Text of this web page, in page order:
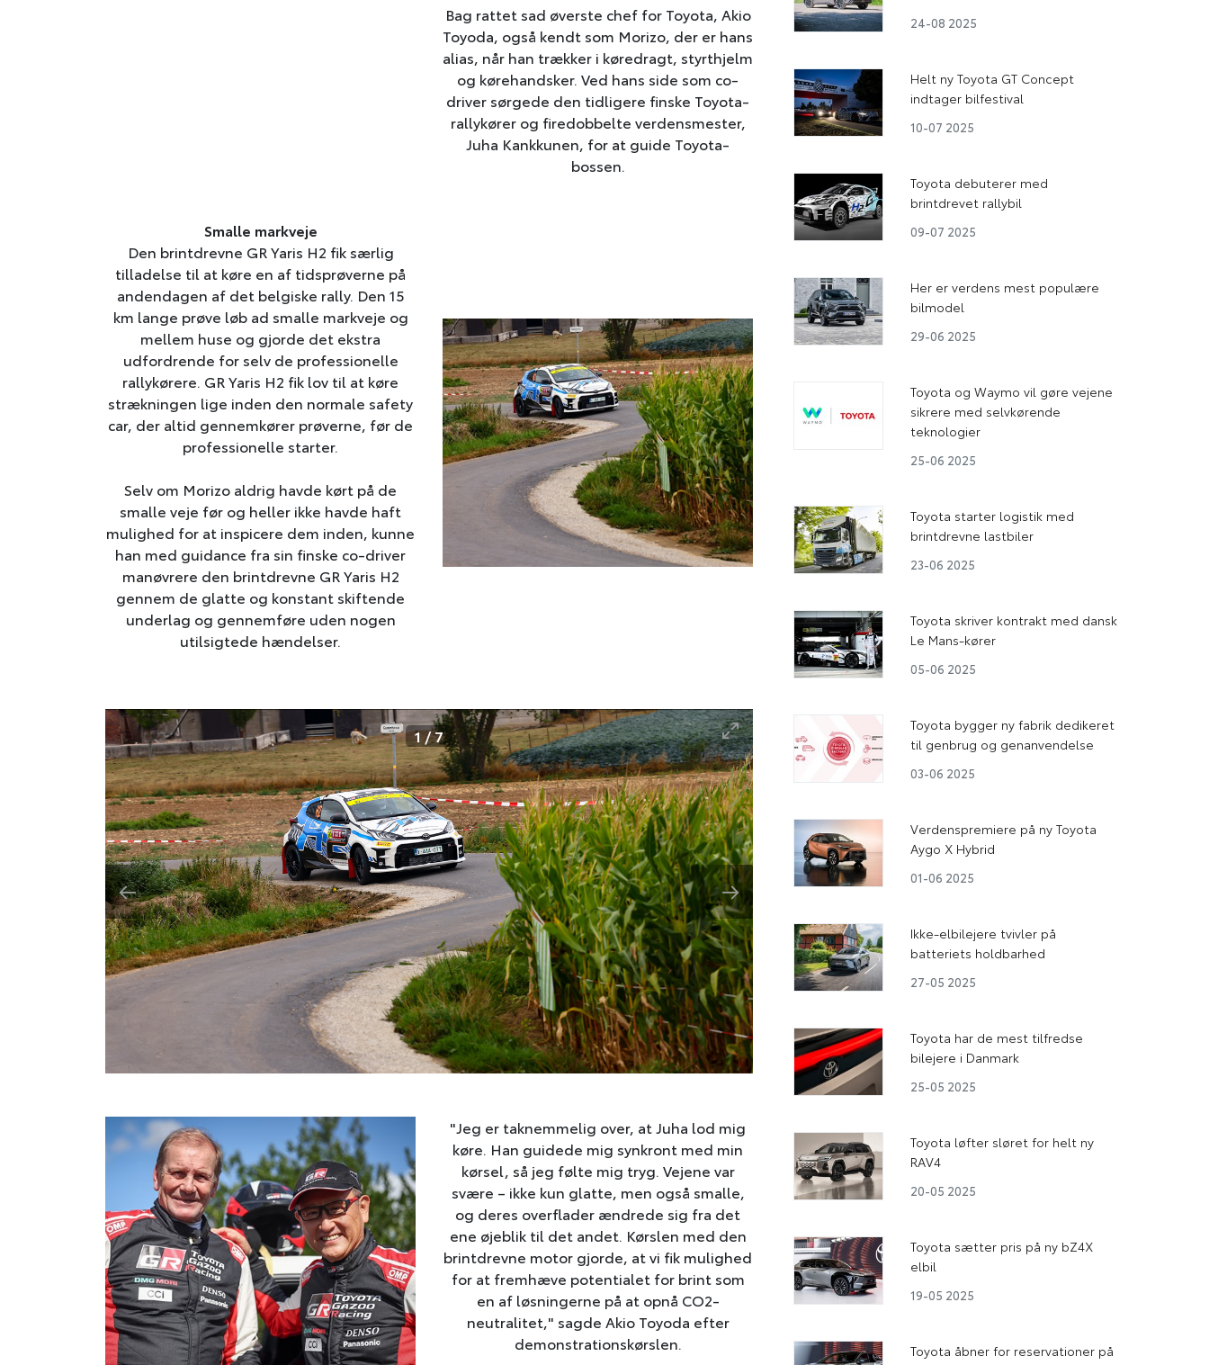
Bag rattet sad øverste chef for Toyota, Akio
Toyoda, også kendt som Morizo, der er hans
alias, når han trækker i køredragt, styrthjelm
og kørehandsker. Ved hans side som co-
driver sørgede den tidligere finske Toyota-
rallykører og firedobbelte verdensmester,
Juha Kankkunen, for at guide Toyota-
bossen.
Smalle markveje
Den brintdrevne GR Yaris H2 fik særlig
tilladelse til at køre en af tidsprøverne på
andendagen af det belgiske rally. Den 15
km lange prøve løb ad smalle markveje og
mellem huse og gjorde det ekstra
udfordrende for selv de professionelle
rallykørere. GR Yaris H2 fik lov til at køre
strækningen lige inden den normale safety
car, der altid gennemkører prøverne, før de
professionelle starter.
Selv om Morizo aldrig havde kørt på de
smalle veje før og heller ikke havde haft
mulighed for at inspicere dem inden, kunne
han med guidance fra sin finske co-driver
manøvrere den brintdrevne GR Yaris H2
gennem de glatte og konstant skiftende
underlag og gennemføre uden nogen
utilsigtede hændelser.
2/7
"Jeg er taknemmelig over, at Juha lod mig
køre. Han guidede mig synkront med min
kørsel, så jeg følte mig tryg. Vejene var
svære – ikke kun glatte, men også smalle,
og deres overflader ændrede sig fra det
ene øjeblik til det andet. Kørslen med den
brintdrevne motor gjorde, at vi fik mulighed
for at fremhæve potentialet for brint som
en af løsningerne på at opnå CO2-
neutralitet," sagde Akio Toyoda efter
demonstrationskørslen.
24-08 2025
Helt ny Toyota GT Concept
indtager bilfestival
10-07 2025
Toyota debuterer med
brintdrevet rallybil
09-07 2025
Her er verdens mest populære
bilmodel
29-06 2025
Toyota og Waymo vil gøre vejene
sikrere med selvkørende
teknologier
25-06 2025
Toyota starter logistik med
brintdrevne lastbiler
23-06 2025
Toyota skriver kontrakt med dansk
Le Mans-kører
05-06 2025
Toyota bygger ny fabrik dedikeret
til genbrug og genanvendelse
03-06 2025
Verdenspremiere på ny Toyota
Aygo X Hybrid
01-06 2025
Ikke-elbilejere tvivler på
batteriets holdbarhed
27-05 2025
Toyota har de mest tilfredse
bilejere i Danmark
25-05 2025
Toyota løfter sløret for helt ny
RAV4
20-05 2025
Toyota sætter pris på ny bZ4X
elbil
19-05 2025
Toyota åbner for reservationer på